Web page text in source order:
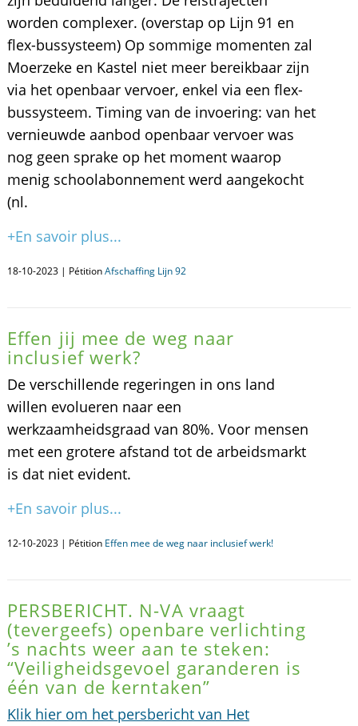
worden complexer. (overstap op Lijn 91 en
flex-bussysteem) Op sommige momenten zal
Moerzeke en Kastel niet meer bereikbaar zijn
via het openbaar vervoer, enkel via een flex-
bussysteem. Timing van de invoering: van het
vernieuwde aanbod openbaar vervoer was
nog geen sprake op het moment waarop
menig schoolabonnement werd aangekocht
(nl.
+En savoir plus...
18-10-2023 | PétitionAfschaffing Lijn 92
Effen jij mee de weg naar
inclusief werk?
De verschillende regeringen in ons land
willen evolueren naar een
werkzaamheidsgraad van 80%. Voor mensen
met een grotere afstand tot de arbeidsmarkt
is dat niet evident.
+En savoir plus...
12-10-2023 | Pétition Effen mee de weg naar inclusief werk!
PERSBERICHT. N-VA vraagt
(tevergeefs) openbare verlichting
’s nachts weer aan te steken:
“Veiligheidsgevoel garanderen is
één van de kerntaken”
Klik hier om het persbericht van Het